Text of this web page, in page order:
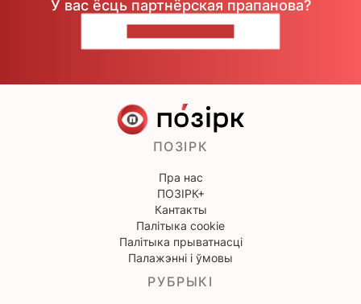
У вас ёсць партнёрская прапанова?
ПОЗІРК
Пра нас
ПОЗІРК+
Кантакты
Палітыка cookie
Палітыка прыватнасці
Палажэнні і ўмовы
РУБРЫКІ